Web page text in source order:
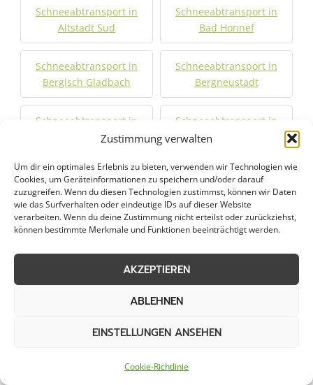
Zustimmung verwalten
Um dir ein optimales Erlebnis zu bieten, verwenden wir Technologien wie
Cookies, um Geräteinformationen zu speichern und/oder darauf
zuzugreifen. Wenn du diesen Technologien zustimmst, können wir Daten
wie das Surfverhalten oder eindeutige IDs auf dieser Website
verarbeiten. Wenn du deine Zustimmung nicht erteilst oder zurückziehst,
können bestimmte Merkmale und Funktionen beeinträchtigt werden.
AKZEPTIEREN
ABLEHNEN
EINSTELLUNGEN ANSEHEN
Cookie-Richtlinie
Schneeabtransport in
Altstadt Sud
Schneeabtransport in
Bad Honnef
Schneeabtransport in
Bergisch Gladbach
Schneeabtransport in
Bergneustadt
Schneeabtransport in
Bilderstoeckchen
Schneeabtransport in
Schneeabtransport in
Bornheim
Schneeabtransport in
Brühl
Schneeabtransport in
Schneeabtransport in
Schneeabtransport in
Schneeabtransport in
Schneeabtransport in
Schneeabtransport in